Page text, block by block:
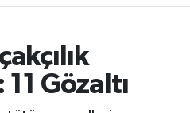
Gözaltı
Haritası